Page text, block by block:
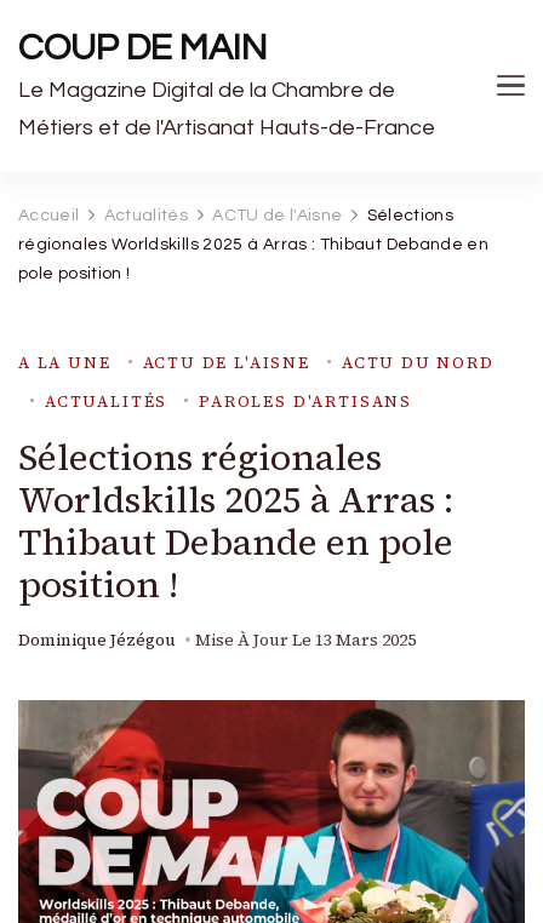
COUP DE MAIN
Le Magazine Digital de la Chambre de
Métiers et de l'Artisanat Hauts-de-France
Accueil Actualités ACTU de l'Aisne
Sélections
régionales Worldskills 2025 à Arras : Thibaut Debande en
pole position !
A LA UNE ACTU DE L'AISNE
ACTU DU NORD
ACTUALITÉS
PAROLES D'ARTISANS
Sélections régionales
Worldskills 2025 à Arras :
Thibaut Debande en pole
position !
Dominique Jézégou Mise À Jour Le 13 Mars 2025